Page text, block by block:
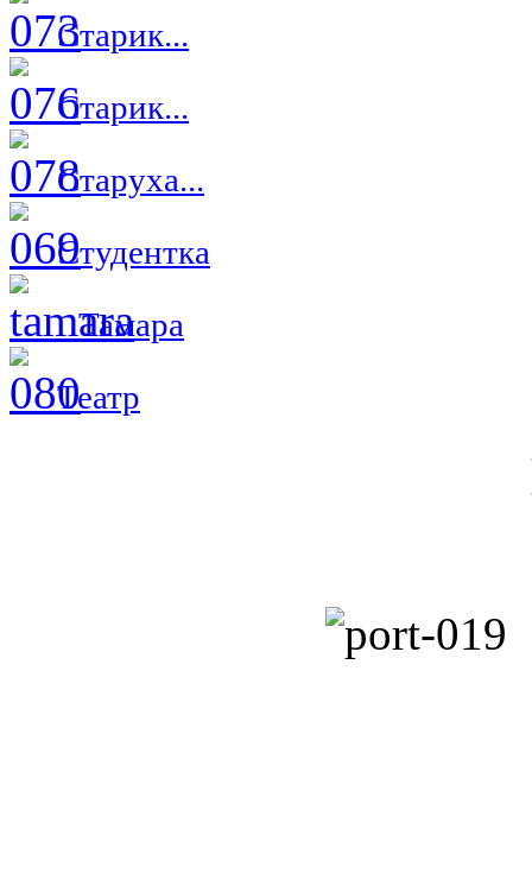
Старик...
Старик...
Старуха...
Студентка
Тамара
Театр